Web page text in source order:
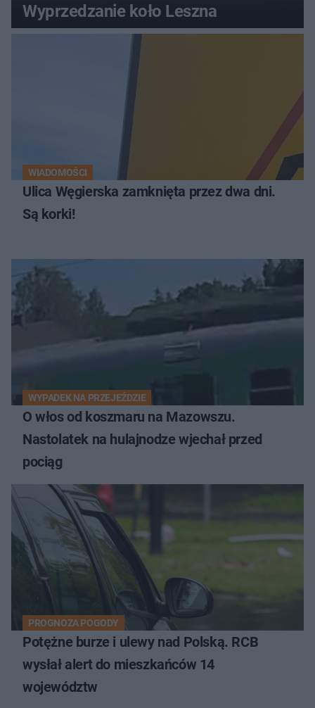
Wyprzedzanie koło Leszna
WIADOMOŚCI
Ulica Węgierska zamknięta przez dwa dni.
Są korki!
WYPADEK NA PRZEJEŹDZIE
O włos od koszmaru na Mazowszu.
Nastolatek na hulajnodze wjechał przed
pociąg
PROGNOZA POGODY
Potężne burze i ulewy nad Polską. RCB
wysłał alert do mieszkańców 14
województw